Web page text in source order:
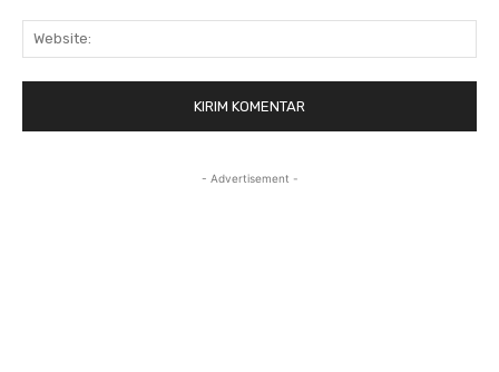
- Advertisement -